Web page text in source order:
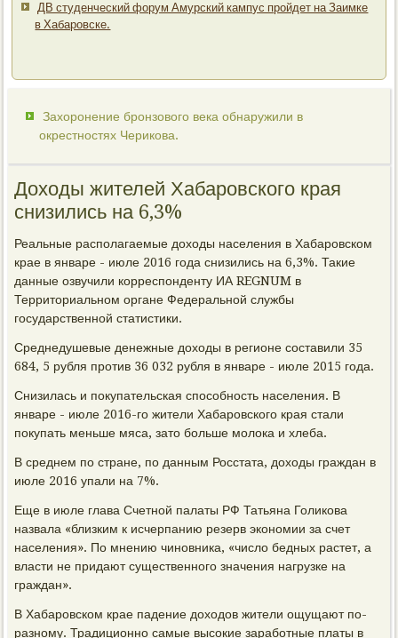
ДВ студенческий форум Амурский кампус пройдет на Заимке
в Хабаровске.
Захоронение бронзового века обнаружили в
окрестностях Черикова.
Доходы жителей Хабаровского края
снизились на 6,3%
Реальные располагаемые доходы населения в Хабаровском
крае в январе - июле 2016 года снизились на 6,3%. Такие
данные озвучили корреспонденту ИА REGNUM в
Территориальном органе Федеральной службы
государственной статистики.
Среднедушевые денежные доходы в регионе составили 35
684, 5 рубля против 36 032 рубля в январе - июле 2015 года.
Снизилась и покупательская способность населения. В
январе - июле 2016-го жители Хабаровского края стали
покупать меньше мяса, зато больше молока и хлеба.
В среднем по стране, по данным Росстата, доходы граждан в
июле 2016 упали на 7%.
Еще в июле глава Счетной палаты РФ Татьяна Голикова
назвала «близким к исчерпанию резерв экономии за счет
населения». По мнению чиновника, «число бедных растет, а
власти не придают существенного значения нагрузке на
граждан».
В Хабаровском крае падение доходов жители ощущают по-
разному. Традиционно самые высокие заработные платы в